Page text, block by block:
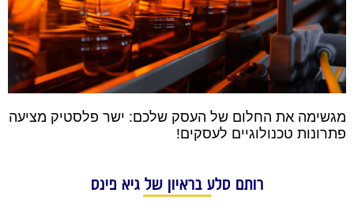
מגשימה את החלום של העסק שלכם: ישר פלסטיק מציעה
פתרונות טכנולוגיים לעסקים!
רותם סלע בראיון של גיא פינס